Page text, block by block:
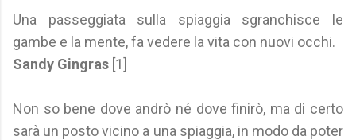
Una passeggiata sulla spiaggia sgranchisce le
gambe e la mente, fa vedere la vita con nuovi occhi.
Sandy Gingras [1]
Non so bene dove andrò né dove finirò, ma di certo
sarà un posto vicino a una spiaggia, in modo da poter